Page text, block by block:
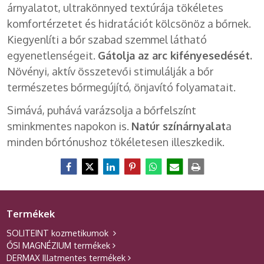
árnyalatot, ultrakönnyed textúrája tökéletes
komfortérzetet és hidratációt kölcsönöz a bőrnek.
Kiegyenlíti a bőr szabad szemmel látható
egyenetlenségeit. Gátolja az arc kifényesedését.
Növényi, aktív összetevői stimulálják a bőr
természetes bőrmegújító, önjavító folyamatait.
Simává, puhává varázsolja a bőrfelszínt
sminkmentes napokon is. Natúr színárnyalata
minden bőrtónushoz tökéletesen illeszkedik.
Termékek
SOLITEINT kozmetikumok
ŐSI MAGNÉZIUM termékek
DERMAX Illatmentes termékek